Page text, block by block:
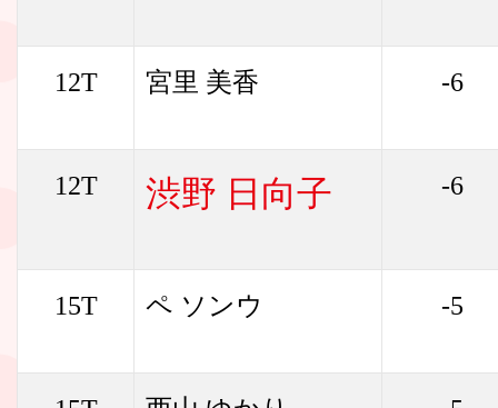
12T 宮里 美香 -6
12T 渋野 日向子 -6
15T ペ ソンウ -5